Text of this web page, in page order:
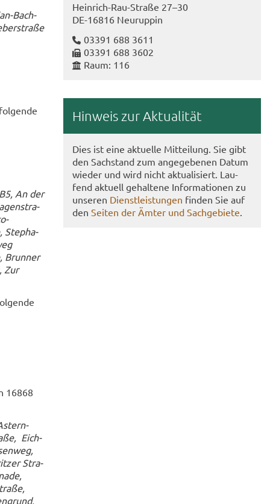
Bach-
An der
Ste­pha­
Brun­ner
Zur
16868
Eich­
Stra­
Heinrich-​Rau-Straße 27–30
DE-​16816 Neu­rup­pin
03391 688 3611
03391 688 3602
Raum: 116
Hin­weis zur Ak­tua­li­tät
Dies ist eine ak­tu­el­le Mit­tei­lung. Sie gibt
den Sach­stand zum an­ge­ge­be­nen Datum
wie­der und wird nicht ak­tua­li­siert. Lau­
fend ak­tu­ell ge­hal­te­ne In­for­ma­tio­nen zu
un­se­ren Dienst­leis­tun­gen fin­den Sie auf
den Sei­ten der Ämter und Sach­ge­bie­te.